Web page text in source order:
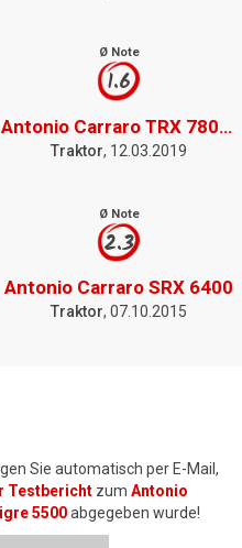
Ø Note
1.6
Antonio Carraro TRX 7800S
Traktor, 12.03.2019
Ø Note
2.3
Antonio Carraro SRX 6400
Traktor, 07.10.2015
Sie automatisch per E-Mail,
Testbericht zum Antonio
5500abgegeben wurde!